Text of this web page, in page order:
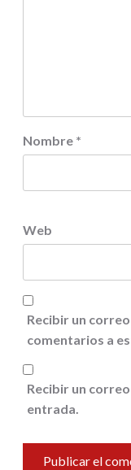
Nombre *
Web
Recibir un
comentarios a
Recibir un
entrada.